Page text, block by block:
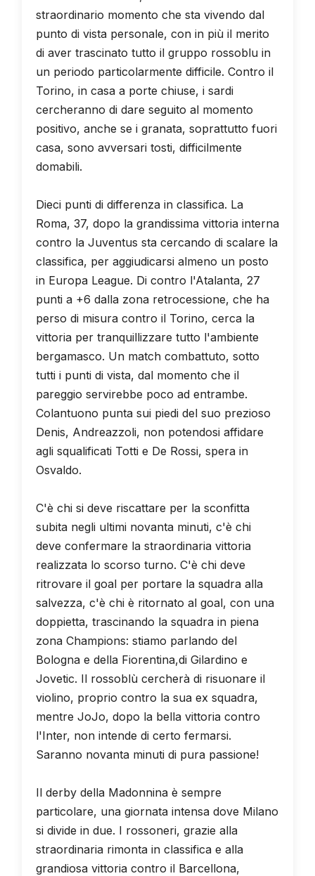
straordinario momento che sta vivendo dal
punto di vista personale, con in più il merito
di aver trascinato tutto il gruppo rossoblu in
un periodo particolarmente difficile. Contro il
Torino, in casa a porte chiuse, i sardi
cercheranno di dare seguito al momento
positivo, anche se i granata, soprattutto fuori
casa, sono avversari tosti, difficilmente
domabili.
Dieci punti di differenza in classifica. La
Roma, 37, dopo la grandissima vittoria interna
contro la Juventus sta cercando di scalare la
classifica, per aggiudicarsi almeno un posto
in Europa League. Di contro l'Atalanta, 27
punti a +6 dalla zona retrocessione, che ha
perso di misura contro il Torino, cerca la
vittoria per tranquillizzare tutto l'ambiente
bergamasco. Un match combattuto, sotto
tutti i punti di vista, dal momento che il
pareggio servirebbe poco ad entrambe.
Colantuono punta sui piedi del suo prezioso
Denis, Andreazzoli, non potendosi affidare
agli squalificati Totti e De Rossi, spera in
Osvaldo.
C'è chi si deve riscattare per la sconfitta
subita negli ultimi novanta minuti, c'è chi
deve confermare la straordinaria vittoria
realizzata lo scorso turno. C'è chi deve
ritrovare il goal per portare la squadra alla
salvezza, c'è chi è ritornato al goal, con una
doppietta, trascinando la squadra in piena
zona Champions: stiamo parlando del
Bologna e della Fiorentina,di Gilardino e
Jovetic. Il rossoblù cercherà di risuonare il
violino, proprio contro la sua ex squadra,
mentre JoJo, dopo la bella vittoria contro
l'Inter, non intende di certo fermarsi.
Saranno novanta minuti di pura passione!
Il derby della Madonnina è sempre
particolare, una giornata intensa dove Milano
si divide in due. I rossoneri, grazie alla
straordinaria rimonta in classifica e alla
grandiosa vittoria contro il Barcellona,